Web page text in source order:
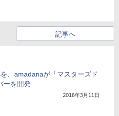
記事へ
、amadanaが「マスターズド
ーを開発
2016年3月11日